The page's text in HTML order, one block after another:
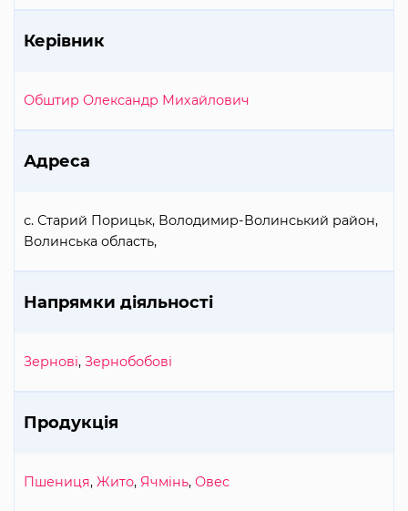
Керівник
Обштир Олександр Михайлович
Адреса
с. Старий Порицьк, Володимир-Волинський район,
Волинська область,
Напрямки діяльності
Зернові, Зернобобові
Продукція
Пшениця, Жито, Ячмінь, Овес